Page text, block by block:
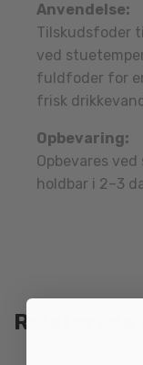
Anvendelse:
Tilskudsfoder
ved
fuldfoder for
frisk
Opbevaring:
Opbevares
holdbar i 2–3
Relaterede